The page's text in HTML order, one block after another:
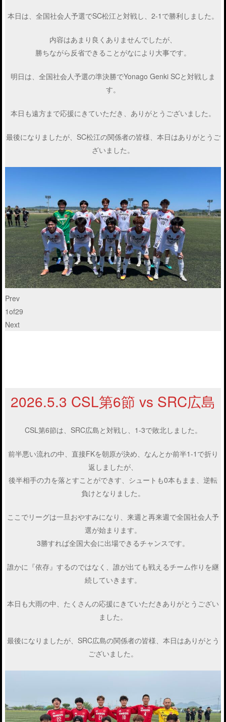
本日は、全国社会人予選でSC松江と対戦し、2-1で勝利しました。
内容はあまり良くありませんでしたが、
勝ちながら反省できることがなにより大事です。
明日は、全国社会人予選の準決勝でYonago Genki SCと対戦しま
す。
本日も遠方まで応援にきていただき、ありがとうございました。
最後になりましたが、SC松江の関係者の皆様、本日はありがとうご
ざいました。
Prev
1of29
Next
2026.5.3 CSL第6節 vs SRC広島
CSL第6節は、SRC広島と対戦し、1-3で敗北しました。
前半悪い流れの中、直接FKを朝原が決め、なんとか前半1-1で折り
返しましたが、
後半相手の力を落とすことができす、シュートも0本もまま、逆転
負けとなりました。
ここでリーグは一旦おやすみになり、来週と再来週で全国社会人予
選が始まります。
3勝すれば全国大会に出場できるチャンスです。
誰かに『依存』するのではなく、誰が出ても戦えるチーム作りを継
続していきます。
本日も大雨の中、たくさんの応援にきていただきありがとうござい
ました。
最後になりましたが、SRC広島の関係者の皆様、本日はありがとう
ございました。